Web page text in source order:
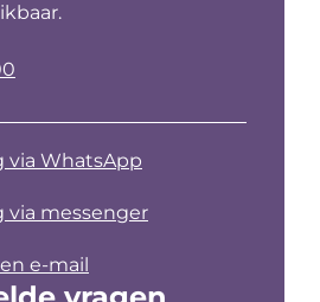
via WhatsApp
via messenger
e-mail